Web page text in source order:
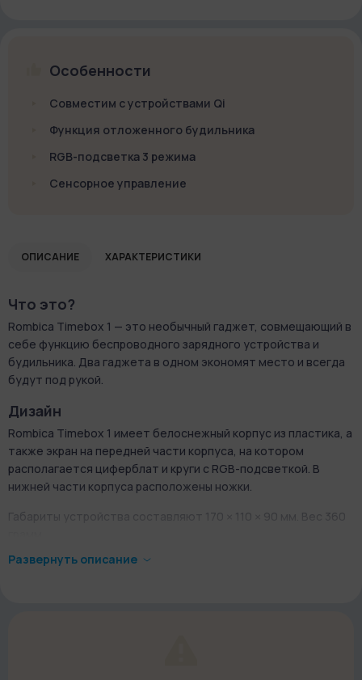
Особенности
Cовместим с устройствами Qi
Функция отложенного будильника
RGB-подсветка 3 режима
Сенсорное управление
ОПИСАНИЕ ХАРАКТЕРИСТИКИ
Что это?
Rombica Timebox 1 — это необычный гаджет, совмещающий в
себе функцию беспроводного зарядного устройства и
будильника. Два гаджета в одном экономят место и всегда
будут под рукой.
Дизайн
Rombica Timebox 1 имеет белоснежный корпус из пластика, а
также экран на передней части корпуса, на котором
располагается циферблат и круги с RGB-подсветкой. В
нижней части корпуса расположены ножки.
Габариты устройства составляют 170 × 110 × 90 мм. Вес 360
Как это работает?
Развернуть описание